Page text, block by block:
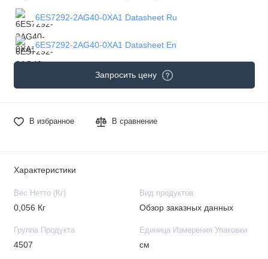
6ES7292-2AG40-0XA1 Datasheet Ru
6ES7292-2AG40-0XA1 Datasheet En
Запросить цену
В избранное В сравнение
Характеристики
Вес Нетто (Кг)
0,056 Кг
Вид продуктов
Обзор заказных данных
Группа Продукта
4507
Единица Измерения Упаковки
см